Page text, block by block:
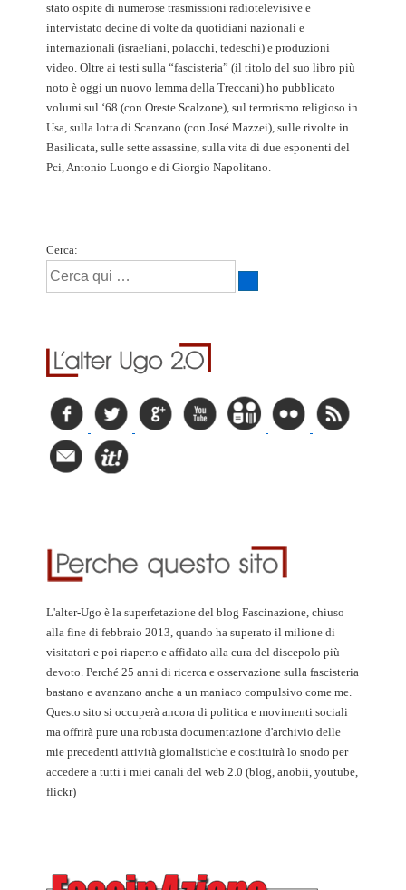
stato ospite di numerose trasmissioni radiotelevisive e
intervistato decine di volte da quotidiani nazionali e
internazionali (israeliani, polacchi, tedeschi) e produzioni
video. Oltre ai testi sulla “fascisteria” (il titolo del suo libro più
noto è oggi un nuovo lemma della Treccani) ho pubblicato
volumi sul ‘68 (con Oreste Scalzone), sul terrorismo religioso in
Usa, sulla lotta di Scanzano (con José Mazzei), sulle rivolte in
Basilicata, sulle sette assassine, sulla vita di due esponenti del
Pci, Antonio Luongo e di Giorgio Napolitano.
Cerca:
L'alter-Ugo è la superfetazione del blog Fascinazione, chiuso
alla fine di febbraio 2013, quando ha superato il milione di
visitatori e poi riaperto e affidato alla cura del discepolo più
devoto. Perché 25 anni di ricerca e osservazione sulla fascisteria
bastano e avanzano anche a un maniaco compulsivo come me.
Questo sito si occuperà ancora di politica e movimenti sociali
ma offrirà pure una robusta documentazione d'archivio delle
mie precedenti attività giornalistiche e costituirà lo snodo per
accedere a tutti i miei canali del web 2.0 (blog, anobii, youtube,
flickr)